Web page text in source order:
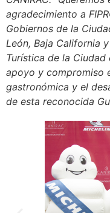
agradecimiento a
Gobiernos de la
León, Baja California
Turística de la
apoyo y compromiso
gastronómica y el
de esta reconocida